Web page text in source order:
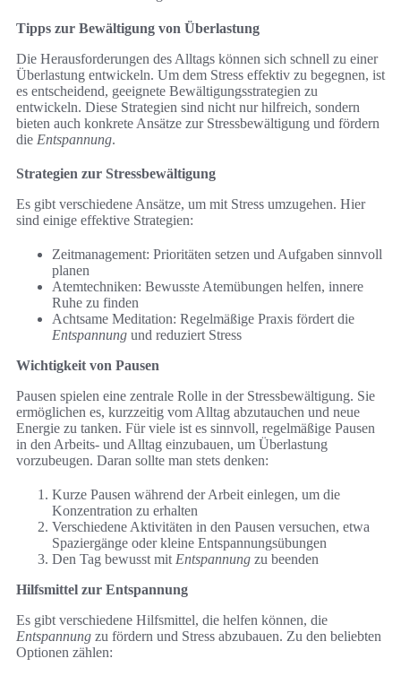
Tipps zur Bewältigung von Überlastung
Die Herausforderungen des Alltags können sich schnell zu einer
Überlastung entwickeln. Um dem Stress effektiv zu begegnen, ist
es entscheidend, geeignete Bewältigungsstrategien zu
entwickeln. Diese Strategien sind nicht nur hilfreich, sondern
bieten auch konkrete Ansätze zur Stressbewältigung und fördern
die Entspannung.
Strategien zur Stressbewältigung
Es gibt verschiedene Ansätze, um mit Stress umzugehen. Hier
sind einige effektive Strategien:
Zeitmanagement: Prioritäten setzen und Aufgaben sinnvoll
planen
Atemtechniken: Bewusste Atemübungen helfen, innere
Ruhe zu finden
Achtsame Meditation: Regelmäßige Praxis fördert die
Entspannung und reduziert Stress
Wichtigkeit von Pausen
Pausen spielen eine zentrale Rolle in der Stressbewältigung. Sie
ermöglichen es, kurzzeitig vom Alltag abzutauchen und neue
Energie zu tanken. Für viele ist es sinnvoll, regelmäßige Pausen
in den Arbeits- und Alltag einzubauen, um Überlastung
vorzubeugen. Daran sollte man stets denken:
Kurze Pausen während der Arbeit einlegen, um die
Konzentration zu erhalten
Verschiedene Aktivitäten in den Pausen versuchen, etwa
Spaziergänge oder kleine Entspannungsübungen
Den Tag bewusst mit Entspannung zu beenden
Hilfsmittel zur Entspannung
Es gibt verschiedene Hilfsmittel, die helfen können, die
Entspannung zu fördern und Stress abzubauen. Zu den beliebten
Optionen zählen: